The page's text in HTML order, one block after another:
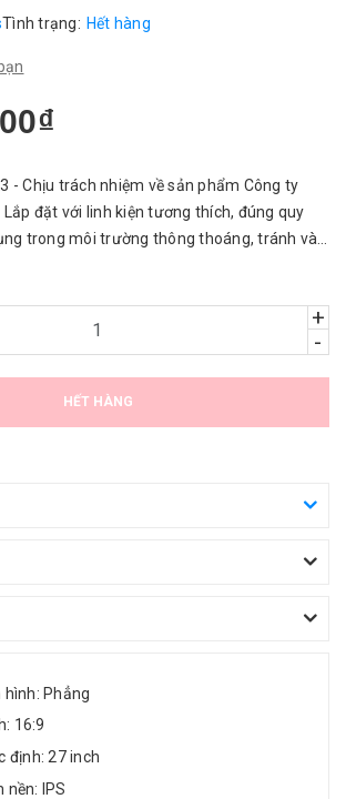
Tình trạng: Hết hàng
- Chịu trách nhiệm về sản phẩm Công ty
Lắp đặt với linh kiện tương thích, đúng quy
trong môi trường thông thoáng, tránh vào
+
-
HẾT HÀNG
hình: Phẳng
16:9
định: 27 inch
nền: IPS